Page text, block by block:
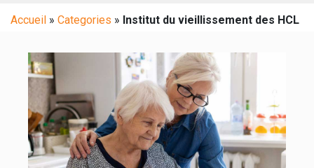
Accueil » Categories » Institut du vieillissement des HCL